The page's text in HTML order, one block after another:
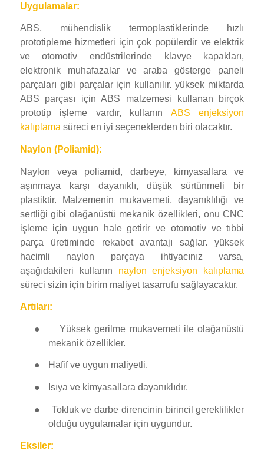
Uygulamalar:
ABS, mühendislik termoplastiklerinde hızlı
prototipleme hizmetleri için çok popülerdir ve elektrik
ve otomotiv endüstrilerinde klavye kapakları,
elektronik muhafazalar ve araba gösterge paneli
parçaları gibi parçalar için kullanılır. yüksek miktarda
ABS parçası için ABS malzemesi kullanan birçok
prototip işleme vardır, kullanın ABS enjeksiyon
kalıplamasüreci en iyi seçeneklerden biri olacaktır.
Naylon (Poliamid):
Naylon veya poliamid, darbeye, kimyasallara ve
aşınmaya karşı dayanıklı, düşük sürtünmeli bir
plastiktir. Malzemenin mukavemeti, dayanıklılığı ve
sertliği gibi olağanüstü mekanik özellikleri, onu CNC
işleme için uygun hale getirir ve otomotiv ve tıbbi
parça üretiminde rekabet avantajı sağlar. yüksek
hacimli naylon parçaya ihtiyacınız varsa,
aşağıdakileri kullanın naylon enjeksiyon kalıplama
süreci sizin için birim maliyet tasarrufu sağlayacaktır.
Artıları:
●
Yüksek gerilme mukavemeti ile olağanüstü
mekanik özellikler.
● Hafif ve uygun maliyetli.
● Isıya ve kimyasallara dayanıklıdır.
●
Tokluk ve darbe direncinin birincil gereklilikler
olduğu uygulamalar için uygundur.
Eksiler: